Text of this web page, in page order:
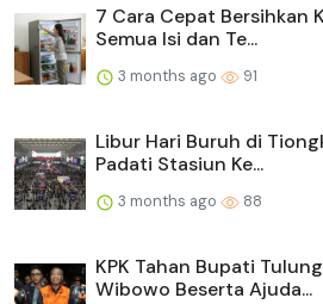
7 Cara Cepat Bersihkan
Semua Isi dan Te...
3 months ago 91
Libur Hari Buruh di
Padati Stasiun Ke...
3 months ago 88
KPK Tahan Bupati
Wibowo Beserta Ajuda...